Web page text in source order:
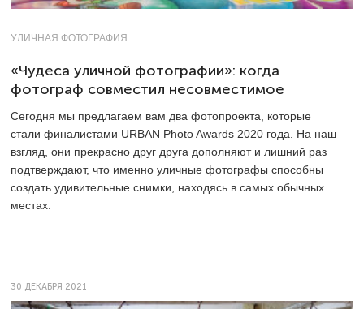
УЛИЧНАЯ ФОТОГРАФИЯ
«Чудеса уличной фотографии»: когда
фотограф совместил несовместимое
Сегодня мы предлагаем вам два фотопроекта, которые
стали финалистами URBAN Photo Awards 2020 года. На наш
взгляд, они прекрасно друг друга дополняют и лишний раз
подтверждают, что именно уличные фотографы способны
создать удивительные снимки, находясь в самых обычных
местах.
30 ДЕКАБРЯ 2021